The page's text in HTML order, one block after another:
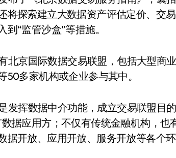
将探索建立大数据资产评估定价、交
“监管沙盒”等措施。
北京国际数据交易联盟，包括大型商
多家机构或企业参与其中。
发挥数据中介功能，成立交易联盟目
据应用方；不仅有传统金融机构，也
据开放、应用开放、服务开放等各个